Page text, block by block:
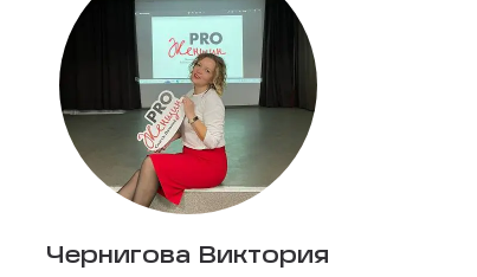
Чернигова Виктория